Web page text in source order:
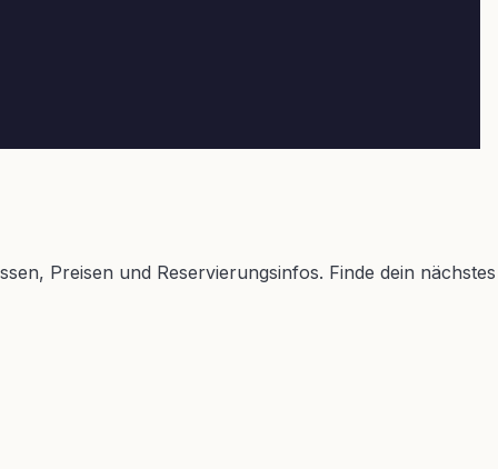
Preisen und Reservierungsinfos. Finde dein nächstes